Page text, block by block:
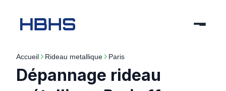
Accueil rideau metallique paris
Dépannage rideau